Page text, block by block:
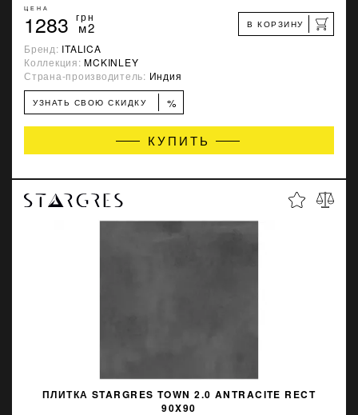
ЦЕНА
1283 грн
м2 В КОРЗИНУ
Бренд: ITALICA
Коллекция:MCKINLEY
Страна-производитель: Индия
УЗНАТЬ СВОЮ СКИДКУ %
КУПИТЬ
ПЛИТКА STARGRES TOWN 2.0 ANTRACITE RECT
90X90